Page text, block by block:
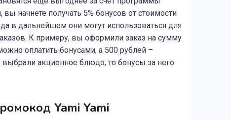
вы начнете получать 5% бонусов от стоимости
в дальнейшем они могут использоваться для
К примеру, вы оформили заказ на сумму
оплатить бонусами, а 500 рублей –
акционное блюдо, то бонусы за него
Yami Yami